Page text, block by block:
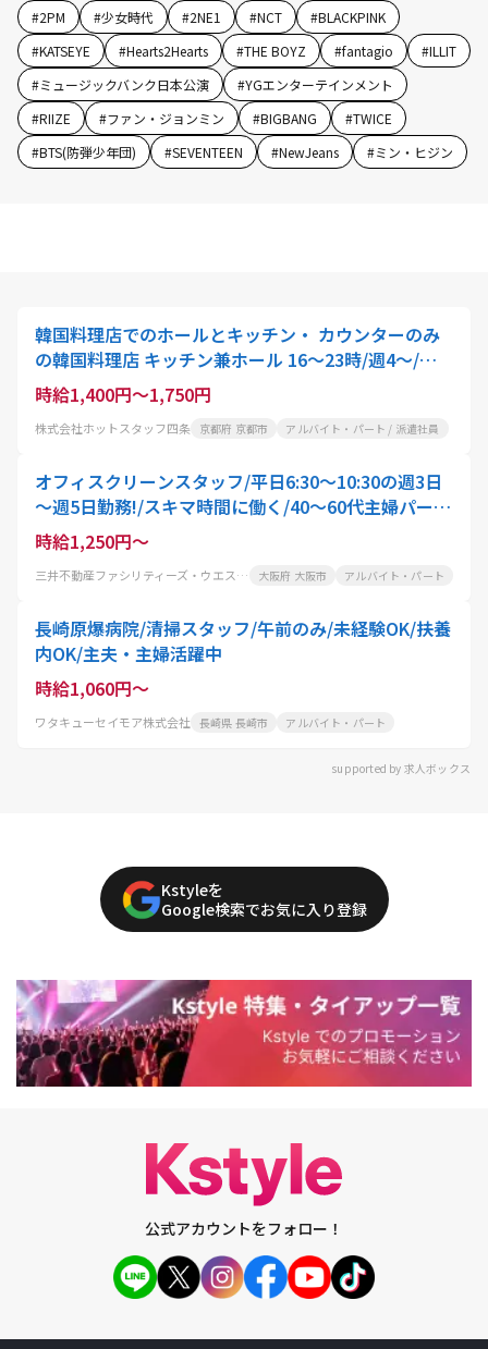
#2PM #少女時代 #2NE1 #NCT #BLACKPINK
#KATSEYE #Hearts2Hearts #THE BOYZ #fantagio #ILLIT
#ミュージックバンク日本公演 #YGエンターテインメント
#RIIZE #ファン・ジョンミン #BIGBANG #TWICE
#BTS(防弾少年団) #SEVENTEEN #NewJeans #ミン・ヒジン
韓国料理店でのホールとキッチン・ カウンターのみ
の韓国料理店 キッチン兼ホール 16～23時/週4～/時
給1400円
時給1,400円～1,750円
株式会社ホットスタッフ四条 京都府 京都市 アルバイト・パート / 派遣社員
オフィスクリーンスタッフ/平日6:30～10:30の週3日
～週5日勤務!/スキマ時間に働く/40～60代主婦パート
活躍中
時給1,250円～
三井不動産ファシリティーズ・ウエスト株式会社 大阪府 大阪市 アルバイト・パート
長崎原爆病院/清掃スタッフ/午前のみ/未経験OK/扶養
内OK/主夫・主婦活躍中
時給1,060円～
ワタキューセイモア株式会社 長崎県 長崎市 アルバイト・パート
supported by 求人ボックス
Kstyleを
Google検索でお気に入り登録
公式アカウントをフォロー！